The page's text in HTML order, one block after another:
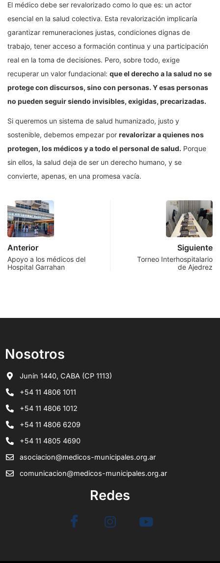
El médico debe ser revalorizado como lo que es: un actor
esencial en la salud colectiva. Esta revalorización implicaría
garantizar remuneraciones justas, condiciones dignas de
trabajo, tener acceso a formación continua y una participación
real en la toma de decisiones. Pero, sobre todo, exige
recuperar un valor fundacional: que el derecho a la salud no se
protege con discursos, sino con personas. Y esas personas
no pueden seguir siendo invisibles, exigidas, precarizadas.
Si queremos un sistema de salud humanizado, justo y
sostenible, debemos empezar por revalorizar a quienes nos
protegen, los médicos y a todo el personal de salud. Porque
sin ellos, la salud deja de ser un derecho humano, y se
convierte, apenas, en una promesa vacía.
Anterior
Apoyo a los médicos del
Hospital Garrahan
Siguiente
Torneo Interhospitalario
de Ajedrez
Nosotros
Junín 1440, CABA (CP 1113)
+54 11 4806 1011
+54 11 4806 1012
+54 11 4806 6209
+54 11 4805 4690
asociacion@medicos-municipales.org.ar
comunicacion@medicos-municipales.org.ar
Redes